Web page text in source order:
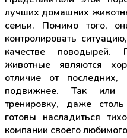
лучших домашних
семьи. Помимо того,
контролировать
качестве поводырей.
животные являются
отличие от
подвижнее. Так или
тренировку, даже
готовы насладиться
компании своего